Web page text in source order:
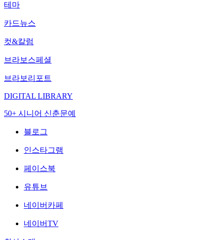
테마
카드뉴스
컷&칼럼
브라보스페셜
브라보리포트
DIGITAL LIBRARY
50+ 시니어 신춘문예
블로그
인스타그램
페이스북
유튜브
네이버카페
네이버TV